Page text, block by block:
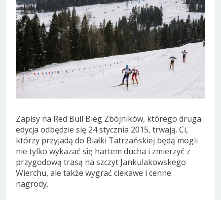
Zapisy na Red Bull Bieg Zbójników, którego druga
edycja odbędzie się 24 stycznia 2015, trwają. Ci,
którzy przyjadą do Białki Tatrzańskiej będą mogli
nie tylko wykazać się hartem ducha i zmierzyć z
przygodową trasą na szczyt Jankulakowskego
Wierchu, ale także wygrać ciekawe i cenne
nagrody.